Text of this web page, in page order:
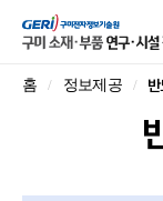
홈 정보제공